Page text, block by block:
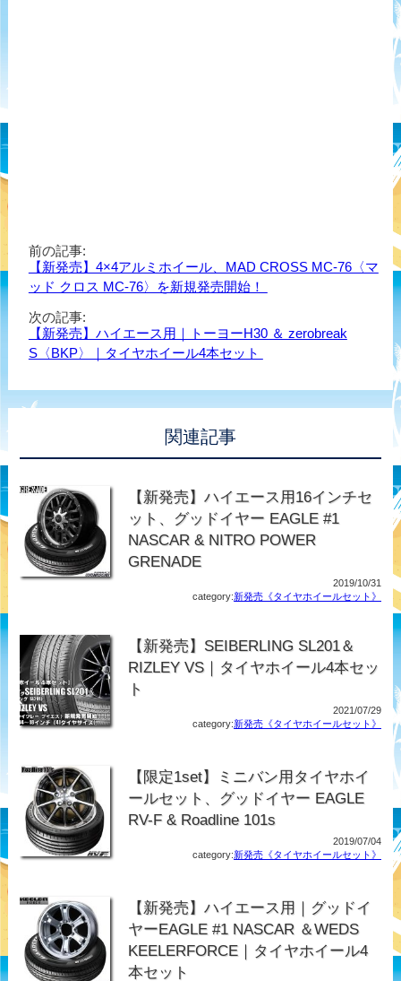
前の記事:
【新発売】4×4アルミホイール、MAD CROSS MC-76〈マ
ッド クロス MC-76〉を新規発売開始！
次の記事:
【新発売】ハイエース用｜トーヨーH30 ＆ zerobreak
S〈BKP〉｜タイヤホイール4本セット
関連記事
【新発売】ハイエース用16インチセ
ット、グッドイヤー EAGLE #1
NASCAR & NITRO POWER
GRENADE
2019/10/31
category:新発売《タイヤホイールセット》
【新発売】SEIBERLING SL201＆
RIZLEY VS｜タイヤホイール4本セッ
ト
2021/07/29
category:新発売《タイヤホイールセット》
【限定1set】ミニバン用タイヤホイ
ールセット、グッドイヤー EAGLE
RV-F & Roadline 101s
2019/07/04
category:新発売《タイヤホイールセット》
【新発売】ハイエース用｜グッドイ
ヤーEAGLE #1 NASCAR ＆WEDS
KEELERFORCE｜タイヤホイール4
本セット